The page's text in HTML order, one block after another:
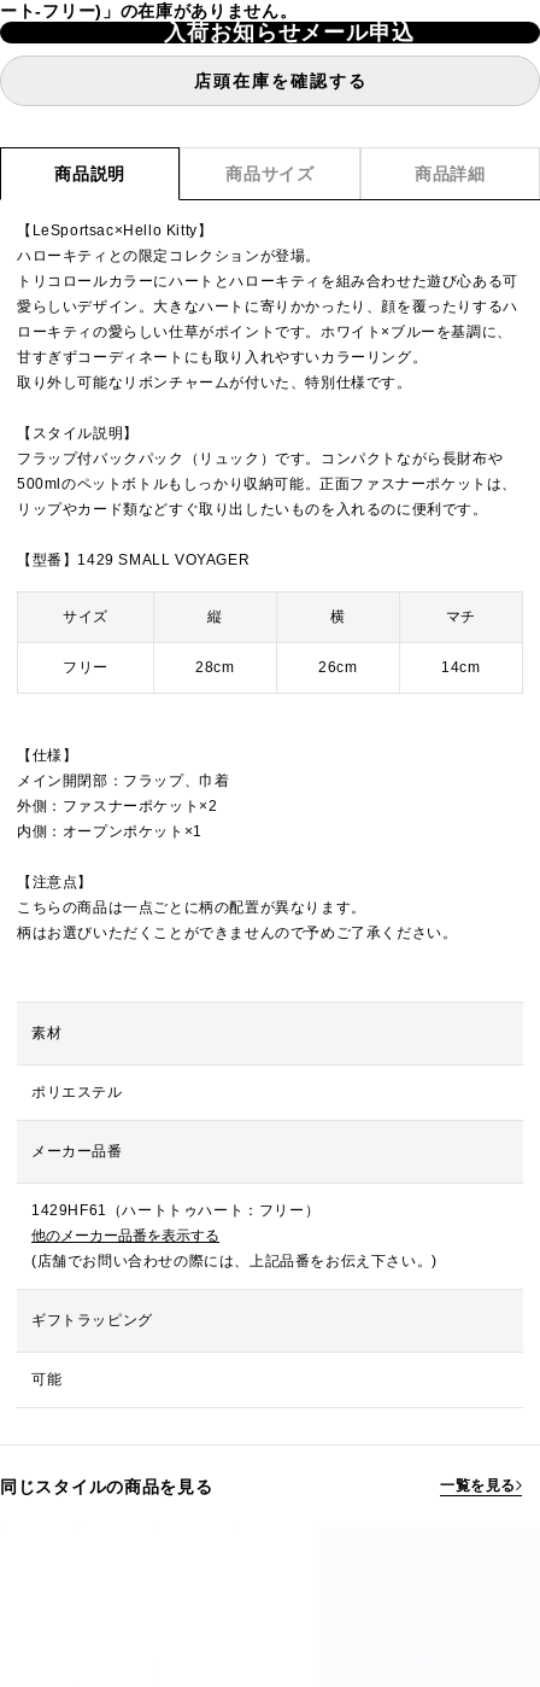
ート-フリー)」の在庫がありません。
入荷お知らせメール申込
店頭在庫を確認する
商品説明 商品サイズ 商品詳細
【LeSportsac×Hello Kitty】
ハローキティとの限定コレクションが登場。
トリコロールカラーにハートとハローキティを組み合わせた遊び心ある可
愛らしいデザイン。大きなハートに寄りかかったり、顔を覆ったりするハ
ローキティの愛らしい仕草がポイントです。ホワイト×ブルーを基調に、
甘すぎずコーディネートにも取り入れやすいカラーリング。
取り外し可能なリボンチャームが付いた、特別仕様です。
【スタイル説明】
フラップ付バックパック（リュック）です。コンパクトながら長財布や
500mlのペットボトルもしっかり収納可能。正面ファスナーポケットは、
リップやカード類などすぐ取り出したいものを入れるのに便利です。
【型番】1429 SMALL VOYAGER
サイズ 縦 横 マチ
フリー 28cm 26cm 14cm
【仕様】
メイン開閉部：フラップ、巾着
外側：ファスナーポケット×2
内側：オープンポケット×1
【注意点】
こちらの商品は一点ごとに柄の配置が異なります。
柄はお選びいただくことができませんので予めご了承ください。
素材
ポリエステル
メーカー品番
1429HF61（ハートトゥハート：フリー）
他のメーカー品番を表示する
(店舗でお問い合わせの際には、上記品番をお伝え下さい。)
ギフトラッピング
可能
同じスタイルの商品を見る 一覧を見る